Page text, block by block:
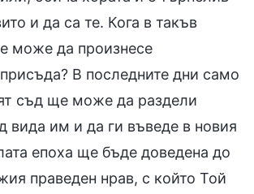
и да са те. Кога в такъв
може да произнесе
В последните дни само
съд ще може да раздели
вида им и да ги въведе в новия
епоха ще бъде доведена до
праведен нрав, с който Той